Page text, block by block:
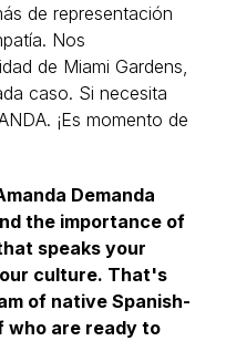
de representación
Nos
de Miami Gardens,
caso. Si necesita
¡Es momento de
Demanda
the importance of
speaks your
culture. That's
of native Spanish-
who are ready to